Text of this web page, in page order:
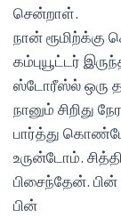
சென்றாள்.
நான் ரூமிற்க்கு
கம்புயூட்டர்
ஸ்டோரீஸ்ல் ஒரு
நானும் சிறிது
பார்த்து கொண்டே
உருன்டோம்.
பிசைந்தேன்.
பின்